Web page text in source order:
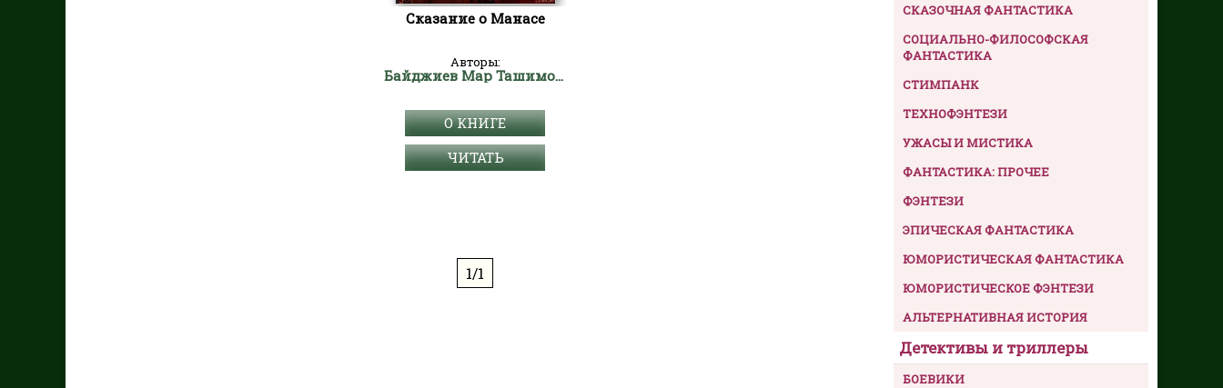
Сказание о Манасе
Авторы:
Байджиев Мар Ташимович
О КНИГЕ
ЧИТАТЬ
1/1
СКАЗОЧНАЯ ФАНТАСТИКА
СОЦИАЛЬНО-ФИЛОСОФСКАЯ
ФАНТАСТИКА
СТИМПАНК
ТЕХНОФЭНТЕЗИ
УЖАСЫ И МИСТИКА
ФАНТАСТИКА: ПРОЧЕЕ
ФЭНТЕЗИ
ЭПИЧЕСКАЯ ФАНТАСТИКА
ЮМОРИСТИЧЕСКАЯ ФАНТАСТИКА
ЮМОРИСТИЧЕСКОЕ ФЭНТЕЗИ
АЛЬТЕРНАТИВНАЯ ИСТОРИЯ
Детективы и триллеры
БОЕВИКИ